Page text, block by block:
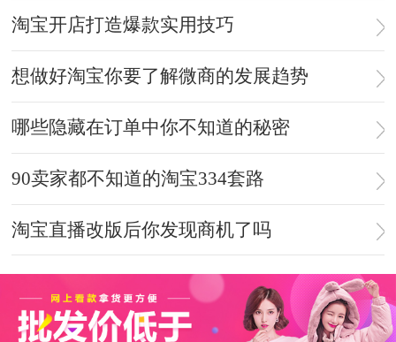
淘宝开店打造爆款实用技巧
想做好淘宝你要了解微商的发展趋势
哪些隐藏在订单中你不知道的秘密
90卖家都不知道的淘宝334套路
淘宝直播改版后你发现商机了吗